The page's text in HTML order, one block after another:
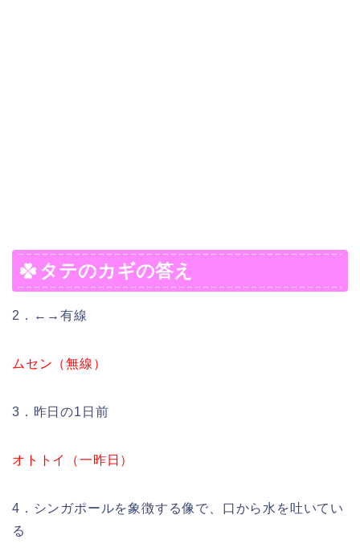
タテのカギの答え
2．←→有線
ムセン（無線）
3．昨日の1日前
オトトイ（一昨日）
4．シンガポールを象徴する像で、口から水を吐いてい
る